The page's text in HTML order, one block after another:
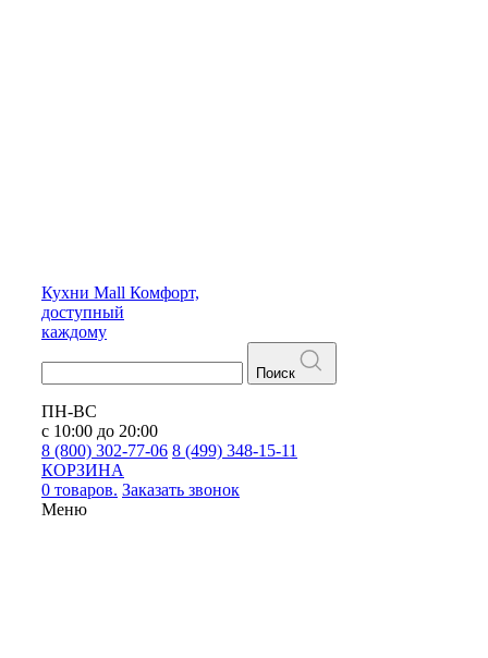
Кухни Mall Комфорт,
доступный
каждому
Поиск
ПН-ВС
с 10:00 до 20:00
8 (800) 302-77-06 8 (499) 348-15-11
КОРЗИНА
0 товаров. Заказать звонок
Меню